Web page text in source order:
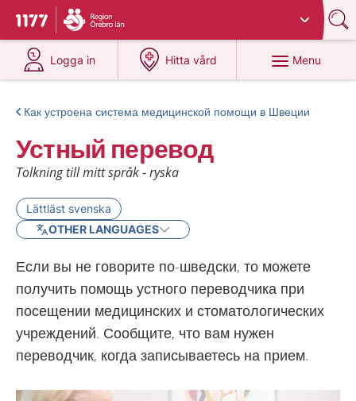
To start page for 1177
Du har valt region
Logga in
at 1177.se
Hitta vård
at 1177.se
Menu
Как устроена система медицинской помощи в Швеции
Устный перевод
Tolkning till mitt språk - ryska
Lättläst svenska
OTHER LANGUAGES
Если вы не говорите по-шведски, то можете
получить помощь устного переводчика при
посещении медицинских и стоматологических
учреждений. Сообщите, что вам нужен
переводчик, когда записываетесь на прием.